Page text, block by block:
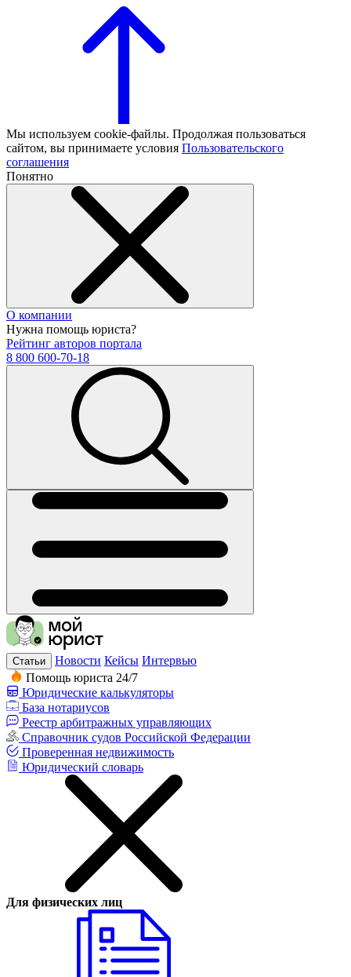
Мы используем cookie-файлы. Продолжая пользоваться
сайтом, вы принимаете условия Пользовательского
соглашения
Понятно
О компании
Нужна помощь юриста?
Рейтинг авторов портала
8 800 600-70-18
Статьи Новости Кейсы Интервью
Помощь юриста 24/7
Юридические калькуляторы
База нотариусов
Реестр арбитражных управляющих
Справочник судов Российской Федерации
Проверенная недвижимость
Юридический словарь
Для физических лиц